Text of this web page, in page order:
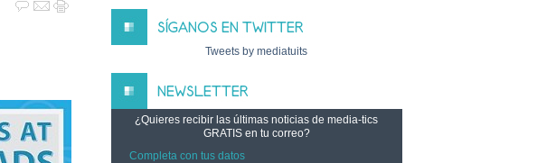
Tweets by mediatuits
¿Quieres recibir las últimas noticias de media-tics
GRATISen tu correo?
Completa con tus datos